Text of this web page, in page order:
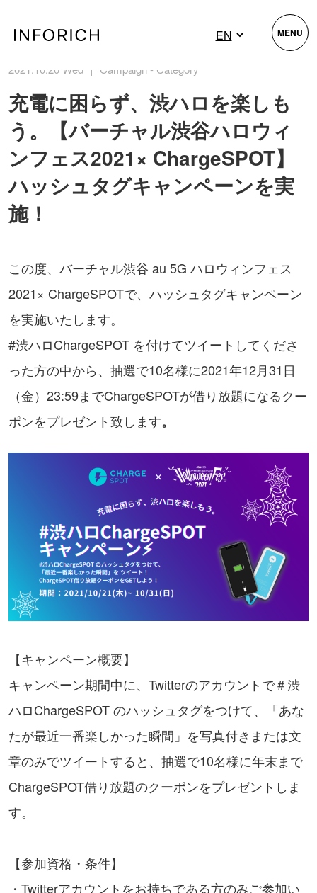
2021.10.20 Wed ｜ Campaign - Category
充電に困らず、渋ハロを楽しも
う。【バーチャル渋谷ハロウィ
ンフェス2021× ChargeSPOT】
ハッシュタグキャンペーンを実
施！
この度、バーチャル渋谷 au 5G ハロウィンフェス
2021× ChargeSPOTで、ハッシュタグキャンペーン
を実施いたします。
#渋ハロChargeSPOT を付けてツイートしてくださ
った方の中から、抽選で10名様に2021年12月31日
（金）23:59までChargeSPOTが借り放題になるクー
ポンをプレゼント致します。
【キャンペーン概要】
キャンペーン期間中に、Twitterのアカウントで＃渋
ハロChargeSPOT のハッシュタグをつけて、「あな
たが最近一番楽しかった瞬間」を写真付きまたは文
章のみでツイートすると、抽選で10名様に年末まで
ChargeSPOT借り放題のクーポンをプレゼントしま
す。
【参加資格・条件】
・Twitterアカウントをお持ちである方のみご参加い
MENU